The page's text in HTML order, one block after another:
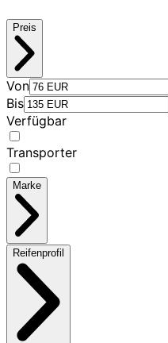
Preis
Von
Bis
Verfügbar
Transporter
Marke
Reifenprofil